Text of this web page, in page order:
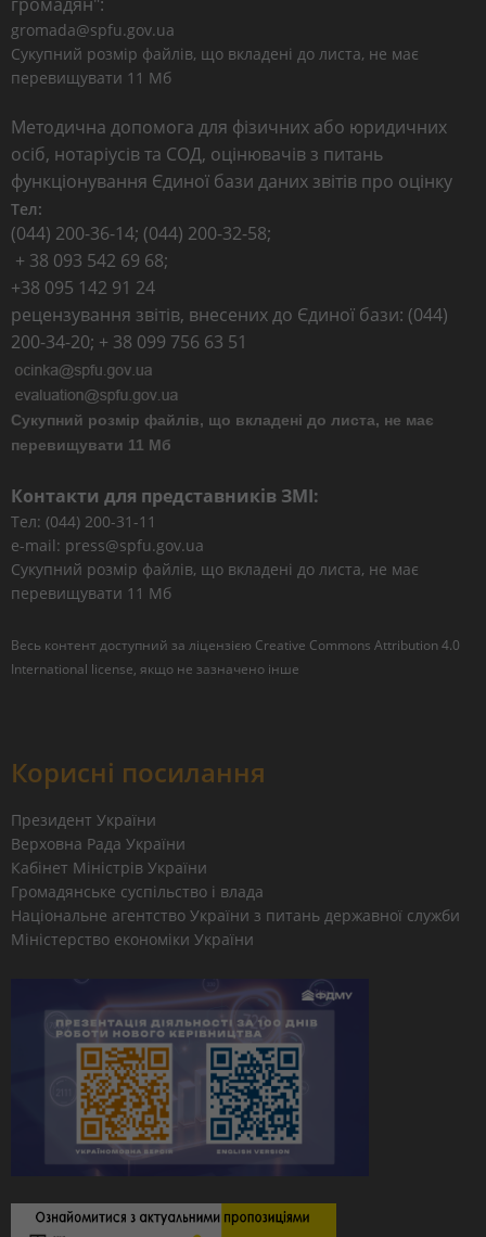
gromada@spfu.gov.ua
Сукупний розмір файлів, що вкладені до листа, не має
перевищувати 11 Мб
Методична допомога для фізичних або юридичних
осіб, нотаріусів та СОД, оцінювачів з питань
функціонування Єдиної бази даних звітів про оцінку
Тел:
(044) 200-36-14; (044) 200-32-58;
+ 38 093 542 69 68;
+38 095 142 91 24
рецензування звітів, внесених до Єдиної бази: (044)
200-34-20; + 38 099 756 63 51
Сукупний розмір файлів, що вкладені до листа, не має
перевищувати 11 Мб
Контакти для представників ЗМІ:
Тел: (044) 200-31-11
e-mail: press@spfu.gov.ua
Сукупний розмір файлів, що вкладені до листа, не має
перевищувати 11 Мб
Весь контент доступний за ліцензією Creative Commons Attribution 4.0
International license, якщо не зазначено інше
Корисні посилання
Президент України
Верховна Рада України
Кабінет Міністрів України
Громадянське суспільство і влада
Національне агентство України з питань державної служби
Міністерство економіки України